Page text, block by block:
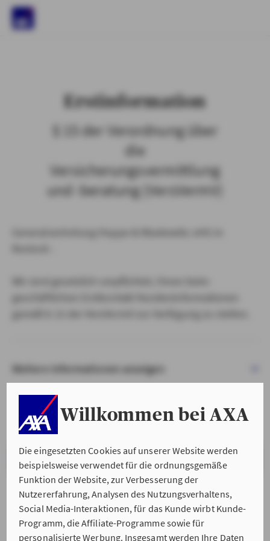
Willkommen bei AXA
Die eingesetzten Cookies auf unserer Website werden
beispielsweise verwendet für die ordnungsgemäße
Funktion der Website, zur Verbesserung der
Nutzererfahrung, Analysen des Nutzungsverhaltens,
Social Media-Interaktionen, für das Kunde wirbt Kunde-
Programm, die Affiliate-Programme sowie für
personalisierte Werbung. Insgesamt werden Ihre Daten
Erstinformation
§ 15 der Verordnung über
die
Versicherungsvermittlung
und -beratung (VersVermV)
Weitere Informationen anzeigen
VERSTANDEN & WEITER